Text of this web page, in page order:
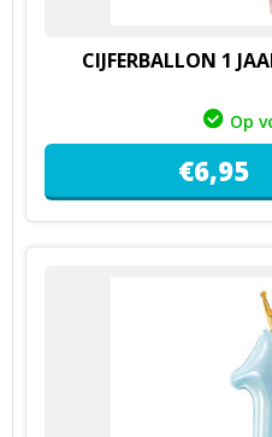
CIJFERBALLON 1
Op
€6,95